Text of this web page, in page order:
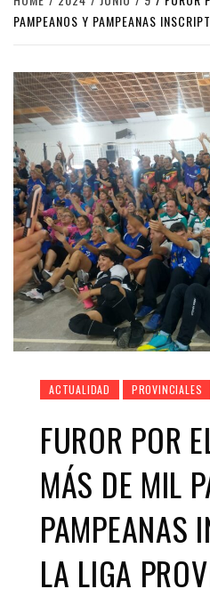
PAMPEANOS Y PAMPEANAS
ACTUALIDAD PROVINCIALES
FUROR POR
MÁS DE MIL
PAMPEANAS
LA LIGA